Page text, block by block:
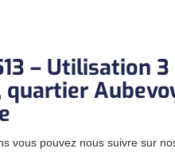
– Utilisation
vous pouvez nous suivre sur